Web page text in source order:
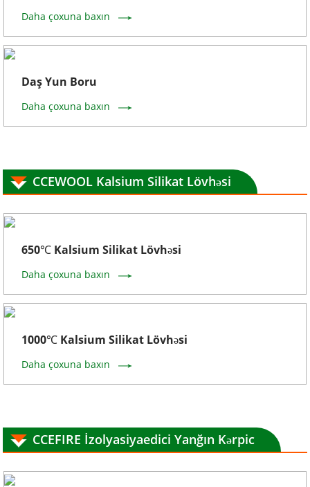
Daha çoxuna baxın
Daş Yun Boru
Daha çoxuna baxın
CCEWOOL Kalsium Silikat Lövhəsi
650℃ Kalsium Silikat Lövhəsi
Daha çoxuna baxın
1000℃ Kalsium Silikat Lövhəsi
Daha çoxuna baxın
CCEFIRE İzolyasiyaedici Yanğın Kərpic